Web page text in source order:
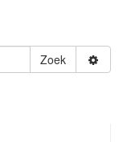
Zoek